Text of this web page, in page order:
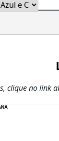
clique no link